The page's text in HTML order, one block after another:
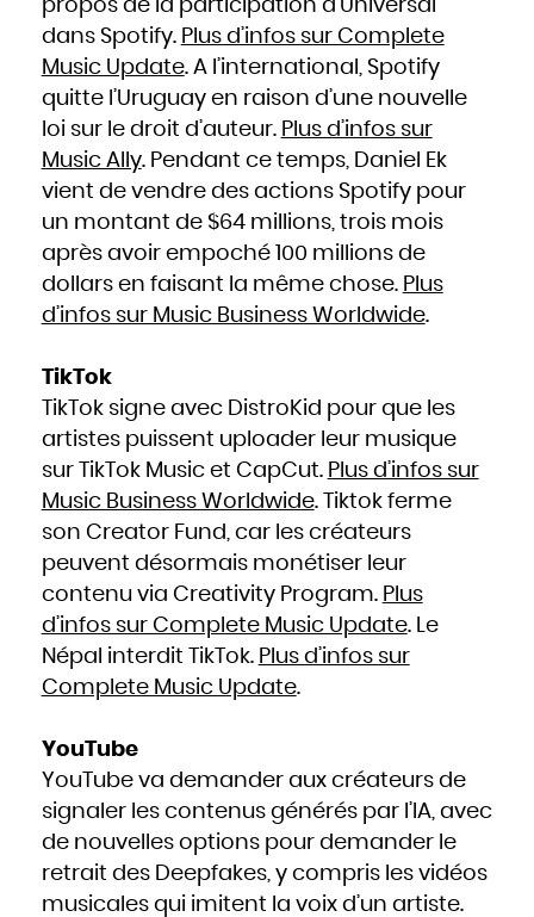
propos de la participation d’Universal
dans Spotify. Plus d’infos sur Complete
Music Update. A l’international, Spotify
quitte l’Uruguay en raison d’une nouvelle
loi sur le droit d’auteur. Plus d’infos sur
Music Ally. Pendant ce temps, Daniel Ek
vient de vendre des actions Spotify pour
un montant de $64 millions, trois mois
après avoir empoché 100 millions de
dollars en faisant la même chose. Plus
d’infos sur Music Business Worldwide.
TikTok
TikTok signe avec DistroKid pour que les
artistes puissent uploader leur musique
sur TikTok Music et CapCut. Plus d’infos sur
Music Business Worldwide. Tiktok ferme
son Creator Fund, car les créateurs
peuvent désormais monétiser leur
contenu via Creativity Program. Plus
d’infos sur Complete Music Update. Le
Népal interdit TikTok. Plus d’infos sur
Complete Music Update.
YouTube
YouTube va demander aux créateurs de
signaler les contenus générés par l’IA, avec
de nouvelles options pour demander le
retrait des Deepfakes, y compris les vidéos
musicales qui imitent la voix d’un artiste.